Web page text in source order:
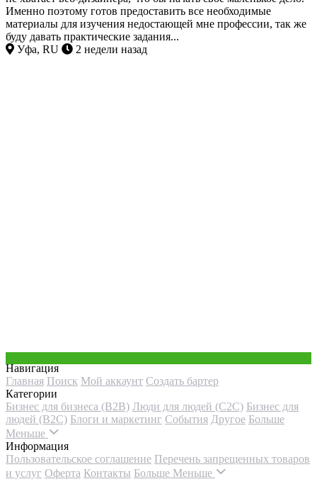
Именно поэтому готов предоставить все необходимые
материалы для изучения недостающей мне профессии, так же
буду давать практические задания...
Уфа, RU
2 недели назад
Навигация
Главная Поиск Мой аккаунт Создать бартер
Категории
Бизнес для бизнеса (B2B) Люди для людей (С2С) Бизнес для
людей (B2C) Блоги и маркетинг События Другое Больше
Меньше
Информация
Пользовательское соглашение Перечень запрещенных товаров
и услуг Оферта Контакты Больше Меньше